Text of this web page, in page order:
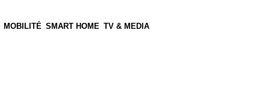
MOBILITÉ SMART HOME TV & MEDIA